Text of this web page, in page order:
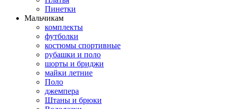
Пинетки
Мальчикам
комплекты
футболки
костюмы спортивные
рубашки и поло
шорты и бриджи
майки летние
Поло
джемпера
Штаны и брюки